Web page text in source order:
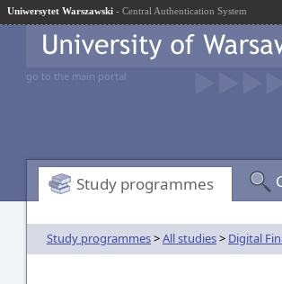
Uniwersytet Warszawski - Central Authentication System
go to the main portal
Study programmes
Study programmes>All studies> Digital